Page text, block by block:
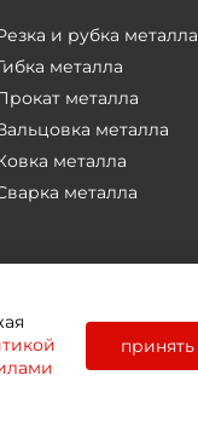
и рубка металла
металла
металла
металла
металла
металла
принять